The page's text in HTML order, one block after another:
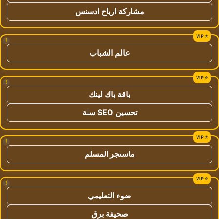
مشاركة ارباح ادسنس
!
عالم الشباب
!
باقة باك لينك
تحسين SEO سلة
!
ماسنجر المسلم
!
ضوء التعليمي
صحيفة برق